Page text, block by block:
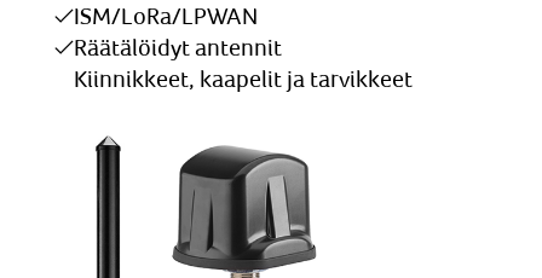
ISM/LoRa/LPWAN
Räätälöidyt antennit
Kiinnikkeet, kaapelit ja tarvikkeet